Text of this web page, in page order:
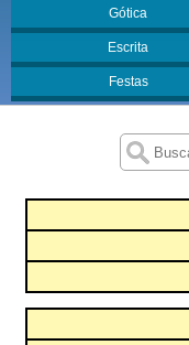
Gótica
Escrita
Festas